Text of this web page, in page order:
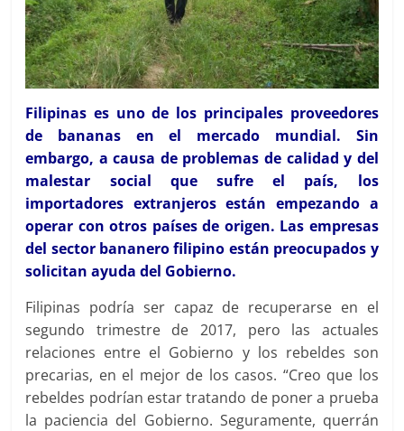
Filipinas es uno de los principales proveedores
de bananas en el mercado mundial. Sin
embargo, a causa de problemas de calidad y del
malestar social que sufre el país, los
importadores extranjeros están empezando a
operar con otros países de origen. Las empresas
del sector bananero filipino están preocupados y
solicitan ayuda del Gobierno.
Filipinas podría ser capaz de recuperarse en el
segundo trimestre de 2017, pero las actuales
relaciones entre el Gobierno y los rebeldes son
precarias, en el mejor de los casos. “Creo que los
rebeldes podrían estar tratando de poner a prueba
la paciencia del Gobierno. Seguramente, querrán